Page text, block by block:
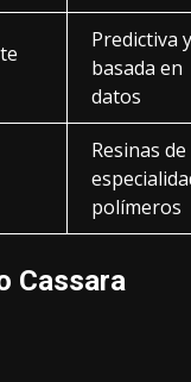
Predictiva y
basada en
datos
Resinas de
polímeros
Cassara